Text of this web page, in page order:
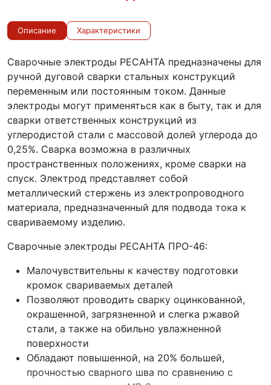
Описание Характеристики
Сварочные электроды РЕСАНТА предназначены для
ручной дуговой сварки стальных конструкций
переменным или постоянным током. Данные
электроды могут применяться как в быту, так и для
сварки ответственных конструкций из
углеродистой стали с массовой долей углерода до
0,25%. Сварка возможна в различных
пространственных положениях, кроме сварки на
спуск. Электрод представляет собой
металлический стержень из электропроводного
материала, предназначенный для подвода тока к
свариваемому изделию.
Сварочные электроды РЕСАНТА ПРО-46:
Малочувствительны к качеству подготовки
кромок свариваемых деталей
Позволяют проводить сварку оцинкованной,
окрашенной, загрязненной и слегка ржавой
стали, а также на обильно увлажненной
поверхности
Обладают повышенной, на 20% большей,
прочностью сварного шва по сравнению с